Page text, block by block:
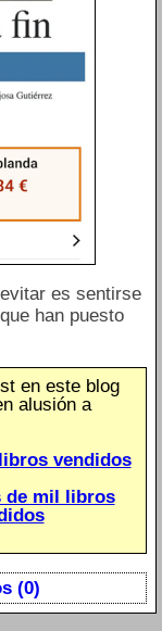
es sentirse
han puesto
en este blog
alusión a
vendidos
de mil libros
(0)